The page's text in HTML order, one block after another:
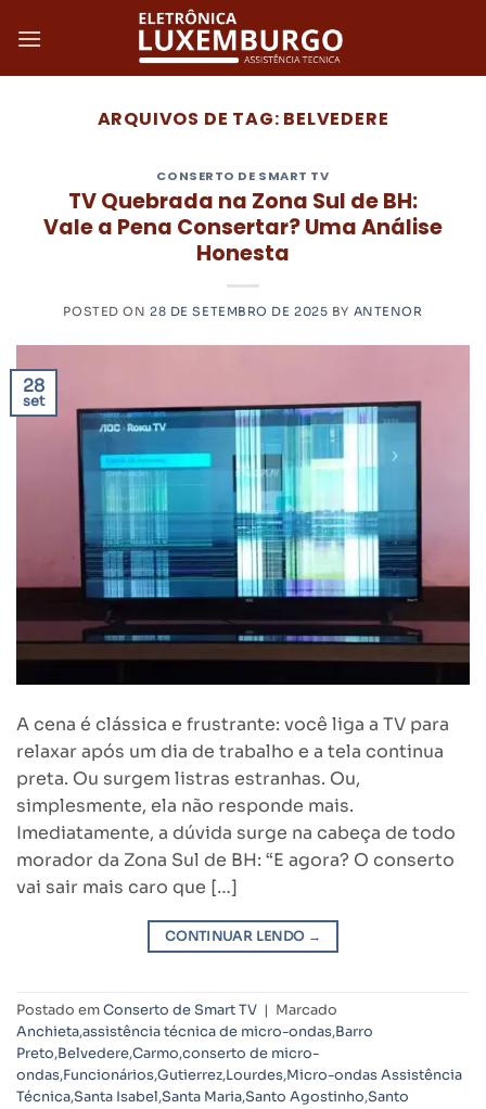
ARQUIVOS DE TAG: BELVEDERE
CONSERTO DE SMART TV
TV Quebrada na Zona Sul de BH:
Vale a Pena Consertar? Uma Análise
Honesta
POSTED ON28 DE SETEMBRO DE 2025 BY ANTENOR
28
set
A cena é clássica e frustrante: você liga a TV para
relaxar após um dia de trabalho e a tela continua
preta. Ou surgem listras estranhas. Ou,
simplesmente, ela não responde mais.
Imediatamente, a dúvida surge na cabeça de todo
morador da Zona Sul de BH: “E agora? O conserto
vai sair mais caro que […]
CONTINUAR LENDO →
Postado emConserto de Smart TV | Marcado
Anchieta,assistência técnica de micro-ondas,Barro
Preto,Belvedere,Carmo,conserto de micro-
ondas,Funcionários,Gutierrez,Lourdes,Micro-ondas Assistência
Técnica,Santa Isabel,Santa Maria,Santo Agostinho,Santo